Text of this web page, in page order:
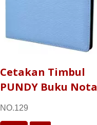
Cetakan Timbul
PUNDY Buku Nota
NO.129